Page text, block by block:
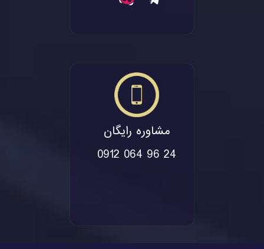
مشاوره رایگان
0912 064 96 24